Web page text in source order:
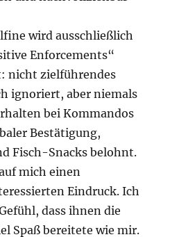
wird ausschließlich
Enforcements“
nicht zielführendes
ignoriert, aber niemals
bei Kommandos
Bestätigung,
Fisch-Snacks belohnt.
mich einen
Eindruck. Ich
dass ihnen die
Spaß bereitete wie mir.